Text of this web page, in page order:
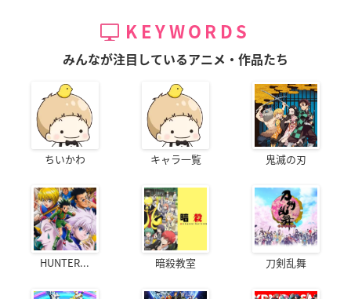
KEYWORDS
みんなが注目しているアニメ・作品たち
ちいかわ キャラ一覧 鬼滅の刃
HUNTER... 暗殺教室 刀剣乱舞